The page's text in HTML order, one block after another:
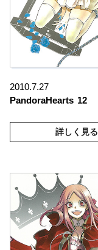
2010.7.27
PandoraHearts 12
詳しく見る